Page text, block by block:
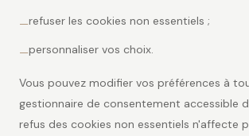
—refuser les cookies non essentiels ;
—personnaliser vos choix.
Vous pouvez modifier vos préférences à
gestionnaire de consentement accessible
refus des cookies non essentiels n'affecte